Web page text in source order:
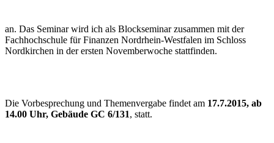
an. Das Seminar wird ich als Blockseminar zusammen mit der
Fachhochschule für Finanzen Nordrhein-Westfalen im Schloss
Nordkirchen in der ersten Novemberwoche stattfinden.
Die Vorbesprechung und Themenvergabe findet am 17.7.2015, ab
14.00 Uhr, Gebäude GC 6/131, statt.